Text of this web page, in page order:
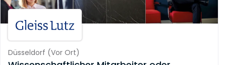
Düsseldorf (Vor Ort)